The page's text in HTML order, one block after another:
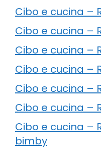
Cibo e cucina –
Cibo e cucina –
Cibo e cucina –
Cibo e cucina –
Cibo e cucina –
Cibo e cucina –
Cibo e cucina –
bimby